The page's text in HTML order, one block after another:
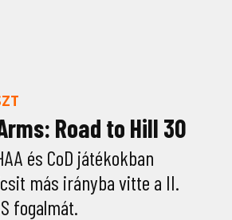
Road to Hill 30
és CoD játékokban
más irányba vitte a II.
fogalmát.